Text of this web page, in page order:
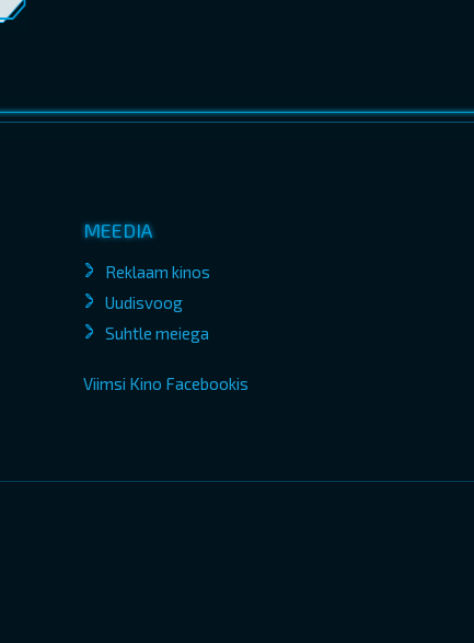
MEEDIA
Reklaam kinos
Uudisvoog
Suhtle meiega
Viimsi Kino Facebookis